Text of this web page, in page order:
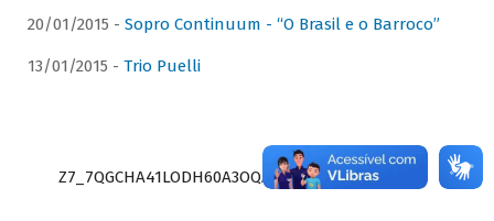
20/01/2015 - Sopro Continuum - “O Brasil e o Barroco”
13/01/2015 - Trio Puelli
Z7_7QGCHA41LODH60A3OQA8RN1415